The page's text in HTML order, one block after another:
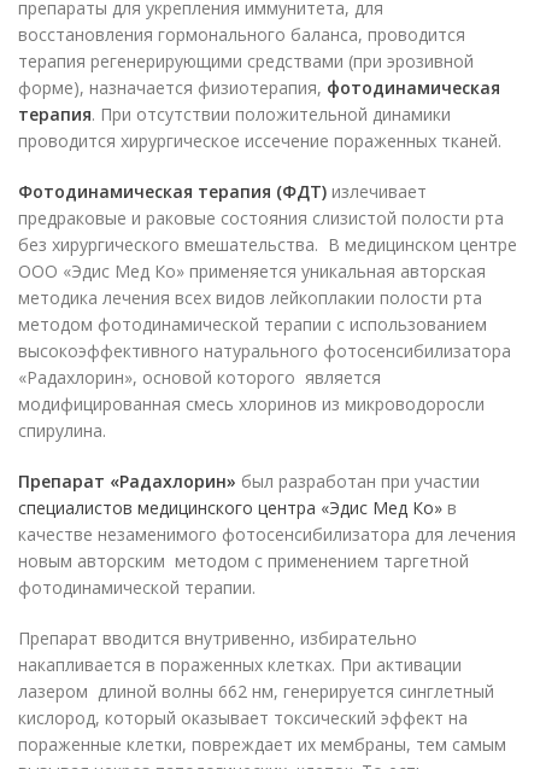
препараты для укрепления иммунитета, для
восстановления гормонального баланса, проводится
терапия регенерирующими средствами (при эрозивной
форме), назначается физиотерапия, фотодинамическая
терапия. При отсутствии положительной динамики
проводится хирургическое иссечение пораженных тканей.
Фотодинамическая терапия (ФДТ) излечивает
предраковые и раковые состояния слизистой полости рта
без хирургического вмешательства. В медицинском центре
ООО «Эдис Мед Ко» применяется уникальная авторская
методика лечения всех видов лейкоплакии полости рта
методом фотодинамической терапии с использованием
высокоэффективного натурального фотосенсибилизатора
«Радахлорин», основой которого является
модифицированная смесь хлоринов из микроводоросли
спирулина.
Препарат «Радахлорин» был разработан при участии
специалистов медицинского центра «Эдис Мед Ко» в
качестве незаменимого фотосенсибилизатора для лечения
новым авторским методом с применением таргетной
фотодинамической терапии.
Препарат вводится внутривенно, избирательно
накапливается в пораженных клетках. При активации
лазером длиной волны 662 нм, генерируется синглетный
кислород, который оказывает токсический эффект на
пораженные клетки, повреждает их мембраны, тем самым